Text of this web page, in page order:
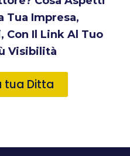
Tua Impresa,
Con Il Link Al Tuo
Visibilità
tua Ditta